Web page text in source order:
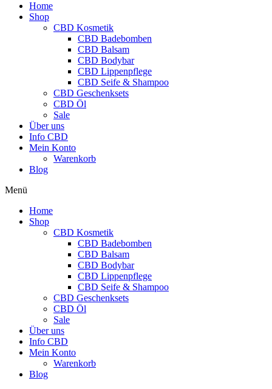
Home
Shop
CBD Kosmetik
CBD Badebomben
CBD Balsam
CBD Bodybar
CBD Lippenpflege
CBD Seife & Shampoo
CBD Geschenksets
CBD Öl
Sale
Über uns
Info CBD
Mein Konto
Warenkorb
Blog
Menü
Home
Shop
CBD Kosmetik
CBD Badebomben
CBD Balsam
CBD Bodybar
CBD Lippenpflege
CBD Seife & Shampoo
CBD Geschenksets
CBD Öl
Sale
Über uns
Info CBD
Mein Konto
Warenkorb
Blog